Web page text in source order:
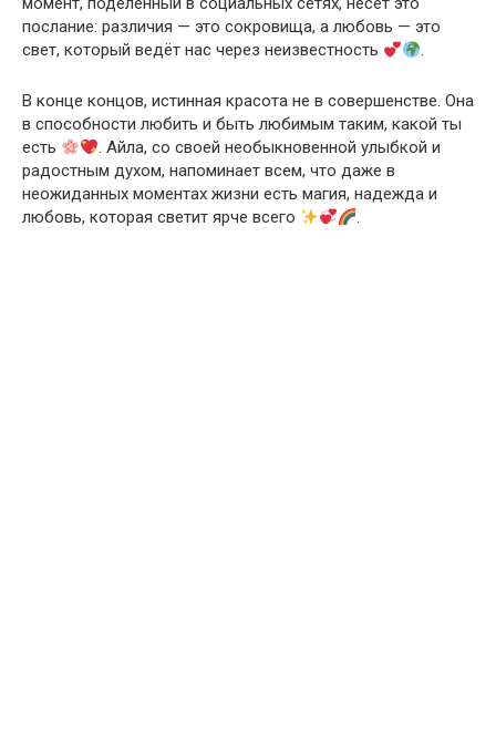
послание: различия — это сокровища, а любовь — это
свет, который ведёт нас через неизвестность
.
В конце концов, истинная красота не в совершенстве. Она
в способности любить и быть любимым таким, какой ты
есть
. Айла, со своей необыкновенной улыбкой и
радостным духом, напоминает всем, что даже в
неожиданных моментах жизни есть магия, надежда и
любовь, которая светит ярче всего
.